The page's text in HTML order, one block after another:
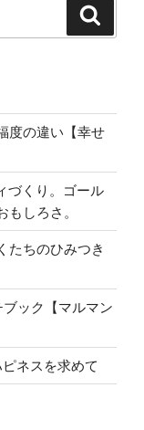
度の違い【幸せ
づくり。ゴール
しろさ。
たちのひみつき
ブック【マルマン
ネスを求めて